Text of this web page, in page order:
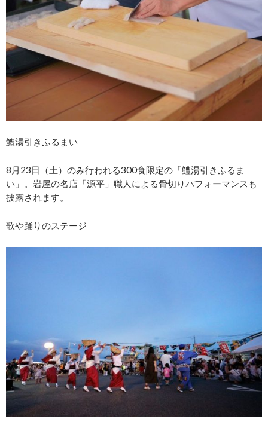
鱧湯引きふるまい
8月23日（土）のみ行われる300食限定の「鱧湯引きふるま
い」。岩屋の名店「源平」職人による骨切りパフォーマンスも
披露されます。
歌や踊りのステージ